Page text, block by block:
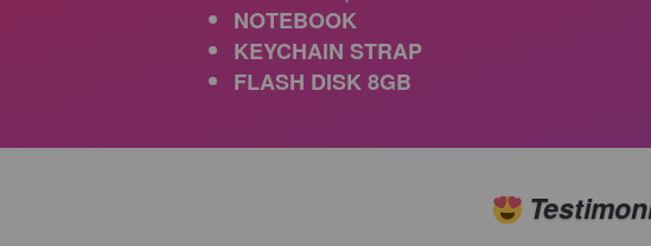
NOTEBOOK
KEYCHAIN STRAP
FLASH DISK 8GB